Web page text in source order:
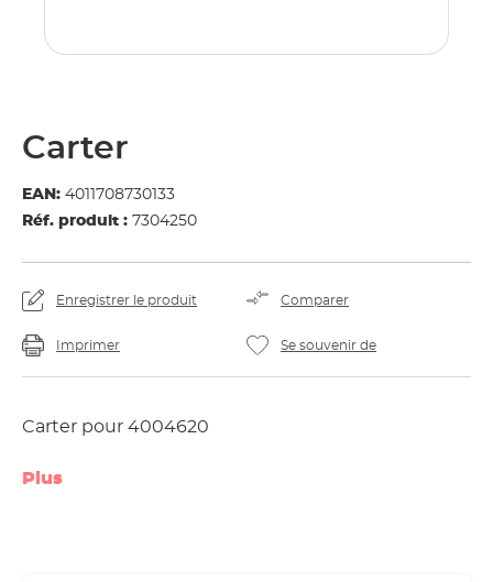
Carter
EAN: 4011708730133
Réf. produit : 7304250
Enregistrer le produit Comparer
Imprimer Se souvenir de
Carter pour 4004620
Plus